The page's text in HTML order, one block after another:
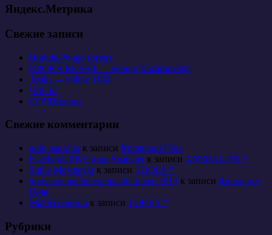
Яндекс.Метрика
Свежие записи
Hodula Pougo (pryg)
OPORA ROSSII — Sergey Kazarnovsky
Tanki — online 1104
ЧАСЫ
СОЧИнялки
Свежие комментарии
polo pas cherк записи Крокодил Гена
Facebook FB Group Snatcherк записи ANIMAL-PR *
Sudie Mosmeyerк записи TOOLS *
nouveau maillot equipe de france 2013 к записи Крокодил
Гена
Maklerzentrum к записи TOOLS *
Рубрики